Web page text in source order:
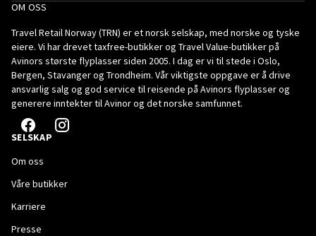
OM OSS
Travel Retail Norway (TRN) er et norsk selskap, med norske og tyske
eiere. Vi har drevet taxfree-butikker og Travel Value-butikker på
Avinors største flyplasser siden 2005. I dag er vi til stede i Oslo,
Bergen, Stavanger og Trondheim. Vår viktigste oppgave er å drive
ansvarlig salg og god service til reisende på Avinors flyplasser og
generere inntekter til Avinor og det norske samfunnet.
SELSKAP
Om oss
Våre butikker
Karriere
Presse